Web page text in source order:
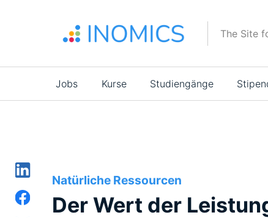
The Site
Main
navigation
Jobs Kurse Studiengänge
Natürliche Ressourcen
Der Wert der